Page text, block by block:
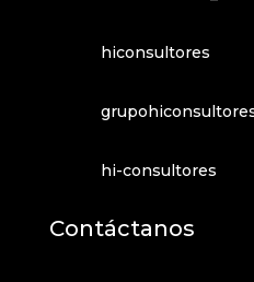
hiconsultores
hi-consultores
Contáctanos